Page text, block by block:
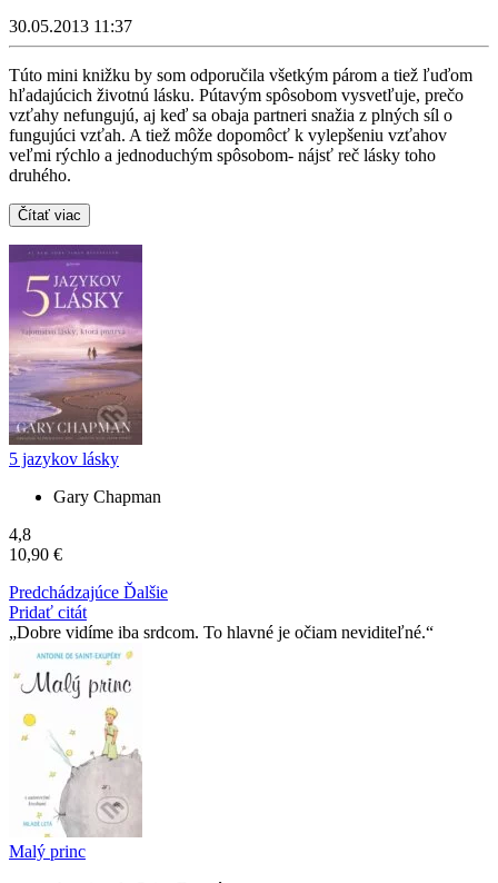
30.05.2013 11:37
Túto mini knižku by som odporučila všetkým párom a tiež ľuďom
hľadajúcich životnú lásku. Pútavým spôsobom vysvetľuje, prečo
vzťahy nefungujú, aj keď sa obaja partneri snažia z plných síl o
fungujúci vzťah. A tiež môže dopomôcť k vylepšeniu vzťahov
veľmi rýchlo a jednoduchým spôsobom- nájsť reč lásky toho
druhého.
Čítať viac
5 jazykov lásky
Gary Chapman
4,8
10,90 €
Predchádzajúce Ďalšie
Pridať citát
Dobre vidíme iba srdcom. To hlavné je očiam neviditeľné.
Malý princ